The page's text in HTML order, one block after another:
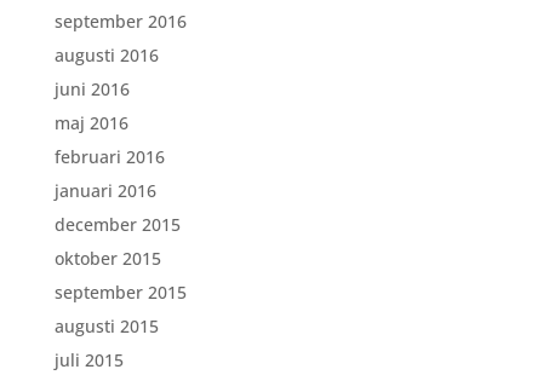
september 2016
augusti 2016
juni 2016
maj 2016
februari 2016
januari 2016
december 2015
oktober 2015
september 2015
augusti 2015
juli 2015